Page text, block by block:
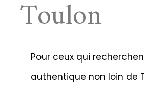
Toulon
Pour ceux qui
authentique non loin de